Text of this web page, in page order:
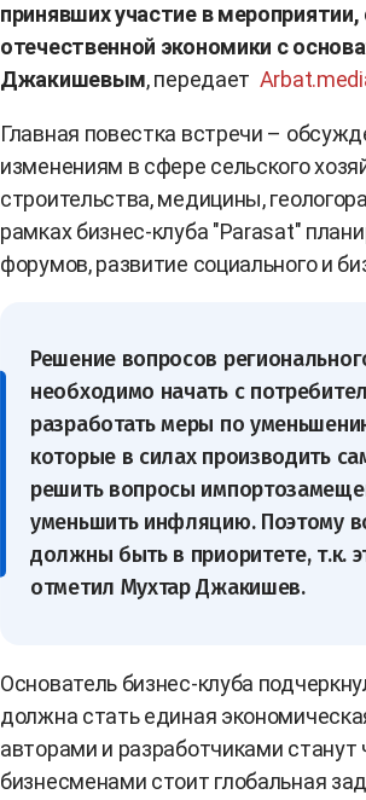
принявших участие в
отечественной экономики с
Джакишевым, передает
Главная повестка встречи –
изменениям в сфере сельского
строительства, медицины,
рамках бизнес-клуба "Parasat"
форумов, развитие социального и
Решение вопросов
необходимо начать с
разработать меры по
которые в силах производить
решить вопросы
уменьшить инфляцию. Поэтому
должны быть в приоритете, т.к.
отметил Мухтар Джакишев.
Основатель бизнес-клуба
должна стать единая
авторами и разработчиками
бизнесменами стоит глобальная